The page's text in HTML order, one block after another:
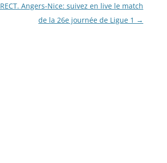
Angers-Nice: suivez en live le match
de la 26e journée de Ligue 1 →